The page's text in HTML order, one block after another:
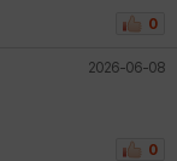
0
2026-06-08
0